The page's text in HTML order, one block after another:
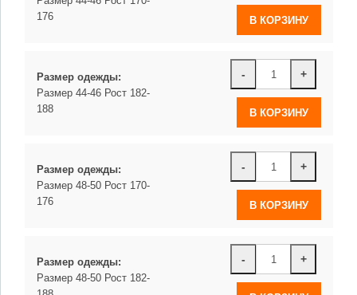
176
- +
Размер одежды:
Размер 44-46 Рост 182-
188
- +
Размер одежды:
Размер 48-50 Рост 170-
176
- +
Размер одежды:
Размер 48-50 Рост 182-